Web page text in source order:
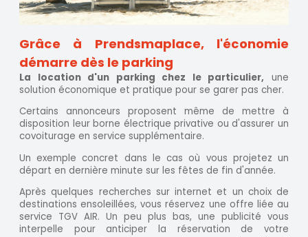
Grâce à Prendsmaplace, l'économie
démarre dès le parking
La location d'un parking chez le particulier, une
solution économique et pratique pour se garer pas cher.
Certains annonceurs proposent même de mettre à
disposition leur borne électrique privative ou d'assurer un
covoiturage en service supplémentaire.
Un exemple concret dans le cas où vous projetez un
départ en dernière minute sur les fêtes de fin d'année.
Après quelques recherches sur internet et un choix de
destinations ensoleillées, vous réservez une offre liée au
service TGV AIR. Un peu plus bas, une publicité vous
interpelle pour anticiper la réservation de votre